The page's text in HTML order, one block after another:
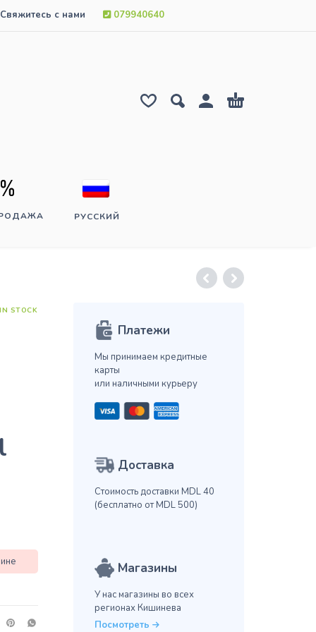
Свяжитесь с нами 079940640
РУССКИЙ
IN STOCK
Платежи
Мы принимаем кредитные
карты
или наличными курьеру
Доставка
Стоимость доставки MDL 40
(бесплатно от MDL 500)
Магазины
У нас магазины во всех
регионах Кишинева
Посмотреть